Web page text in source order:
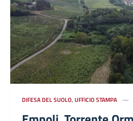
DIFESA DEL SUOLO, UFFICIO STAMPA